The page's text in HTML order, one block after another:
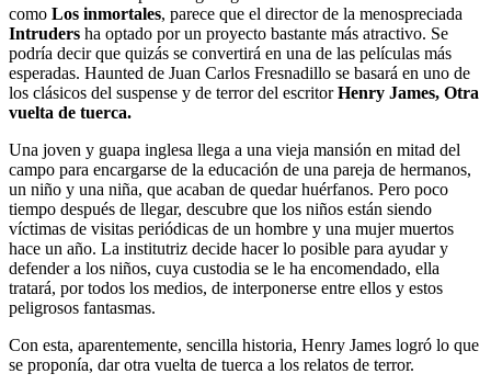
como Los inmortales, parece que el director de la menospreciada
Intruders ha optado por un proyecto bastante más atractivo. Se
podría decir que quizás se convertirá en una de las películas más
esperadas. Haunted de Juan Carlos Fresnadillo se basará en uno de
los clásicos del suspense y de terror del escritorHenry James, Otra
vuelta de tuerca.
Una joven y guapa inglesa llega a una vieja mansión en mitad del
campo para encargarse de la educación de una pareja de hermanos,
un niño y una niña, que acaban de quedar huérfanos. Pero poco
tiempo después de llegar, descubre que los niños están siendo
víctimas de visitas periódicas de un hombre y una mujer muertos
hace un año. La institutriz decide hacer lo posible para ayudar y
defender a los niños, cuya custodia se le ha encomendado, ella
tratará, por todos los medios, de interponerse entre ellos y estos
peligrosos fantasmas.
Con esta, aparentemente, sencilla historia, Henry James logró lo que
se proponía, dar otra vuelta de tuerca a los relatos de terror.